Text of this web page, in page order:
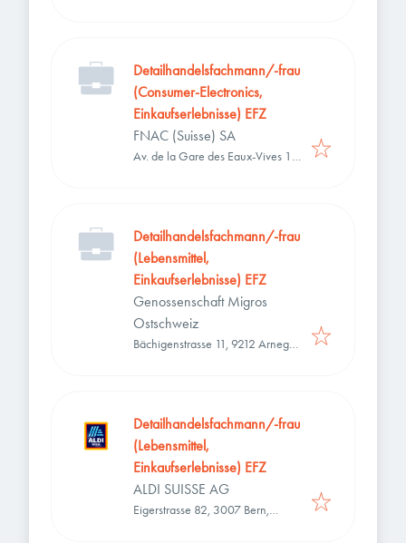
Detailhandelsfachmann/-frau
(Consumer-Electronics,
Einkaufserlebnisse) EFZ
FNAC (Suisse) SA
Av. de la Gare des Eaux-Vives 11,
Detailhandelsfachmann/-frau
(Lebensmittel,
Einkaufserlebnisse) EFZ
Genossenschaft Migros
Ostschweiz
Bächigenstrasse 11, 9212 Arnegg,
Detailhandelsfachmann/-frau
(Lebensmittel,
Einkaufserlebnisse) EFZ
ALDI SUISSE AG
Eigerstrasse 82, 3007 Bern,